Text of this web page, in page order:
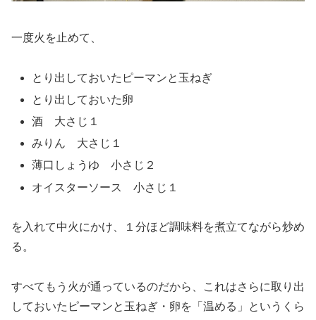
一度火を止めて、
とり出しておいたピーマンと玉ねぎ
とり出しておいた卵
酒 大さじ１
みりん 大さじ１
薄口しょうゆ 小さじ２
オイスターソース 小さじ１
を入れて中火にかけ、１分ほど調味料を煮立てながら炒め
る。
すべてもう火が通っているのだから、これはさらに取り出
しておいたピーマンと玉ねぎ・卵を「温める」というくら